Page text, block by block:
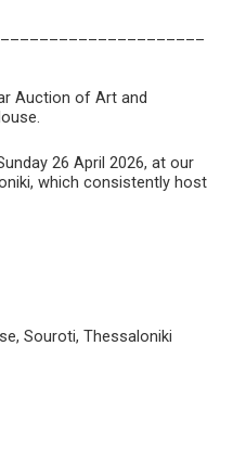
Auction of Art and
26 April 2026, at our
which consistently host
Souroti, Thessaloniki